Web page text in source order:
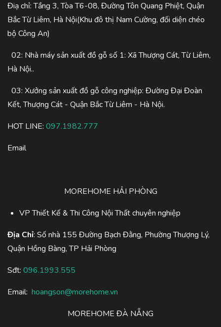
Điạ chỉ: Tầng 3, Tòa T6-08, Đường Tôn Quang Phiệt, Quận
Bắc Từ Liêm, Hà Nội(Khu đô thị Nam Cường, đối diện chéo
bộ Công An)
02: Nhà máy sản xuất đồ gỗ số 1: Xã Thượng Cát, Từ Liêm,
Hà Nội..
03: Xưởng sản xuất đồ gỗ công nghiệp: Đường Đại Đoàn
Kết, Thượng Cát - Quận Bắc Từ Liêm - Hà Nội.
HOT LINE: 097.1982.777
Email
MOREHOME HẢI PHÒNG
VP Thiết Kế & Thi Công Nội Thất chuyên nghiệp
Địa Chỉ: Số nhà 155 Đường Bạch Đằng, Phường Thượng Lý,
Quận Hồng Bàng, TP Hải Phòng
Sđt: 096.1993.555
Email: hoangson@morehome.vn
MOREHOME ĐÀ NẴNG